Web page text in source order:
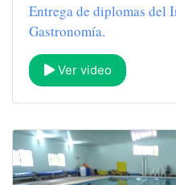
Entrega de diplomas del
Gastronomía.
Ver video